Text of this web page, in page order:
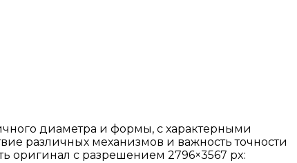
диаметра и формы, с характерными
различных механизмов и важность точности
оригинал с разрешением 2796×3567 px: